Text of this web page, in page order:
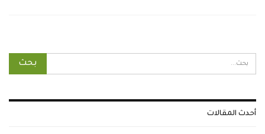
أحدث المقالات